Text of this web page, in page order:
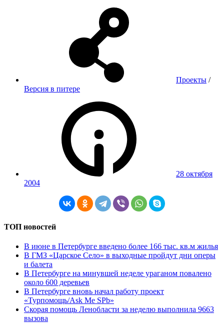
Проекты /
Версия в питере
28 октября
2004
ТОП новостей
В июне в Петербурге введено более 166 тыс. кв.м жилья
В ГМЗ «Царское Село» в выходные пройдут дни оперы
и балета
В Петербурге на минувшей неделе ураганом повалено
около 600 деревьев
В Петербурге вновь начал работу проект
«Турпомощь/Ask Me SPb»
Скорая помощь Ленобласти за неделю выполнила 9663
вызова